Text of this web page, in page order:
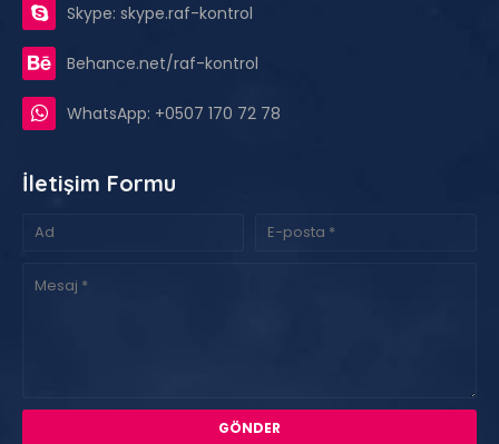
Skype: skype.raf-kontrol
Behance.net/raf-kontrol
WhatsApp: +0507 170 72 78
İletişim Formu